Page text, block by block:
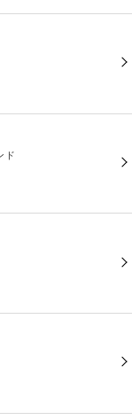
ド